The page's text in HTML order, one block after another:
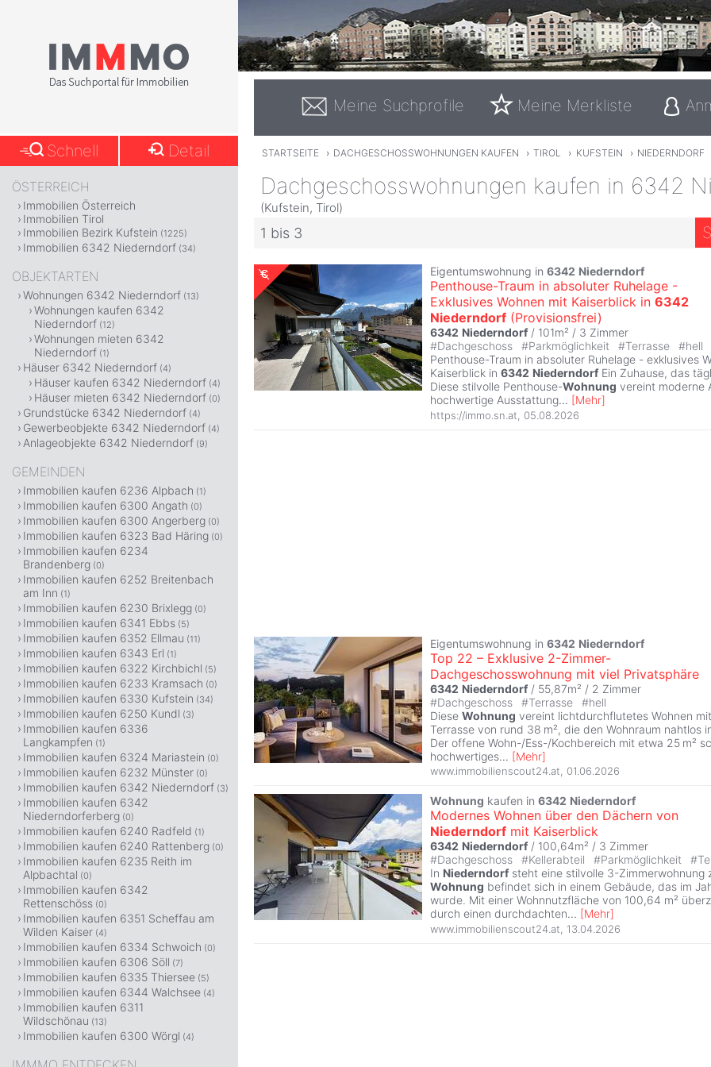
Meine Suchprofile Meine Merkliste
STARTSEITE › DACHGESCHOSSWOHNUNGEN KAUFEN › TIROL › KUFSTEIN › NIEDERNDORF
Dachgeschosswohnungen kaufen in 6342
(Kufstein, Tirol)
1 bis 3
Eigentumswohnung in 6342 Niederndorf
Penthouse-Traum in absoluter Ruhelage -
Exklusives Wohnen mit Kaiserblick in 6342
Niederndorf (Provisionsfrei)
6342 Niederndorf / 101m² / 3 Zimmer
#Dachgeschoss #Parkmöglichkeit #Terrasse #hell
Penthouse-Traum in absoluter Ruhelage - exklusives
Kaiserblick in 6342 Niederndorf Ein Zuhause, das
Diese stilvolle Penthouse-Wohnung vereint moderne
hochwertige Ausstattung... [Mehr]
https://immo.sn.at 05.08.2026
Eigentumswohnung in 6342 Niederndorf
Top 22 – Exklusive 2-Zimmer-
Dachgeschosswohnung mit viel Privatsphäre
6342 Niederndorf / 55,87m² / 2 Zimmer
#Dachgeschoss #Terrasse #hell
Diese Wohnung vereint lichtdurchflutetes Wohnen
Terrasse von rund 38 m², die den Wohnraum nahtlos
Der offene Wohn-/Ess-/Kochbereich mit etwa 25 m²
hochwertiges... [Mehr]
www.immobilienscout24.at, 01.06.2026
Wohnung kaufen in 6342 Niederndorf
Modernes Wohnen über den Dächern von
Niederndorf mit Kaiserblick
6342 Niederndorf / 100,64m² / 3 Zimmer
#Dachgeschoss #Kellerabteil #Parkmöglichkeit #
In Niederndorf steht eine stilvolle 3-Zimmerwohnung
Wohnung befindet sich in einem Gebäude, das im
wurde. Mit einer Wohnnutzfläche von 100,64 m²
durch einen durchdachten... [Mehr]
www.immobilienscout24.at 13.04.2026
Schnell Detail
ÖSTERREICH
Immobilien Österreich
Immobilien Tirol
Immobilien Bezirk Kufstein (1225)
Immobilien 6342 Niederndorf (34)
OBJEKTARTEN
Wohnungen 6342 Niederndorf (13)
Wohnungen kaufen 6342
Niederndorf (12)
Wohnungen mieten 6342
Niederndorf (1)
Häuser 6342 Niederndorf (4)
Häuser kaufen 6342 Niederndorf (4)
Häuser mieten 6342 Niederndorf (0)
Grundstücke 6342 Niederndorf (4)
Gewerbeobjekte 6342 Niederndorf (4)
Anlageobjekte 6342 Niederndorf (9)
GEMEINDEN
Immobilien kaufen 6236 Alpbach (1)
Immobilien kaufen 6300 Angath (0)
Immobilien kaufen 6300 Angerberg (0)
Immobilien kaufen 6323 Bad Häring (0)
Immobilien kaufen 6234
Brandenberg (0)
Immobilien kaufen 6252 Breitenbach
am Inn (1)
Immobilien kaufen 6230 Brixlegg (0)
Immobilien kaufen 6341 Ebbs (5)
Immobilien kaufen 6352 Ellmau (11)
Immobilien kaufen 6343 Erl (1)
Immobilien kaufen 6322 Kirchbichl (5)
Immobilien kaufen 6233 Kramsach (0)
Immobilien kaufen 6330 Kufstein (34)
Immobilien kaufen 6250 Kundl (3)
Immobilien kaufen 6336
Langkampfen (1)
Immobilien kaufen 6324 Mariastein (0)
Immobilien kaufen 6232 Münster (0)
Immobilien kaufen 6342 Niederndorf (3)
Immobilien kaufen 6342
Niederndorferberg (0)
Immobilien kaufen 6240 Radfeld (1)
Immobilien kaufen 6240 Rattenberg (0)
Immobilien kaufen 6235 Reith im
Alpbachtal (0)
Immobilien kaufen 6342
Rettenschöss (0)
Immobilien kaufen 6351 Scheffau am
Wilden Kaiser (4)
Immobilien kaufen 6334 Schwoich (0)
Immobilien kaufen 6306 Söll (7)
Immobilien kaufen 6335 Thiersee (5)
Immobilien kaufen 6344 Walchsee (4)
Immobilien kaufen 6311
Wildschönau (13)
Immobilien kaufen 6300 Wörgl (4)